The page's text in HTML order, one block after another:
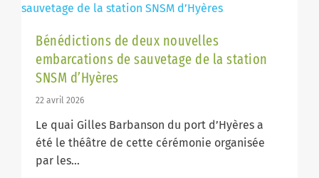
Bénédictions de deux nouvelles
embarcations de sauvetage de la station
SNSM d’Hyères
22 avril 2026
Le quai Gilles Barbanson du port d’Hyères a
été le théâtre de cette cérémonie organisée
par les...